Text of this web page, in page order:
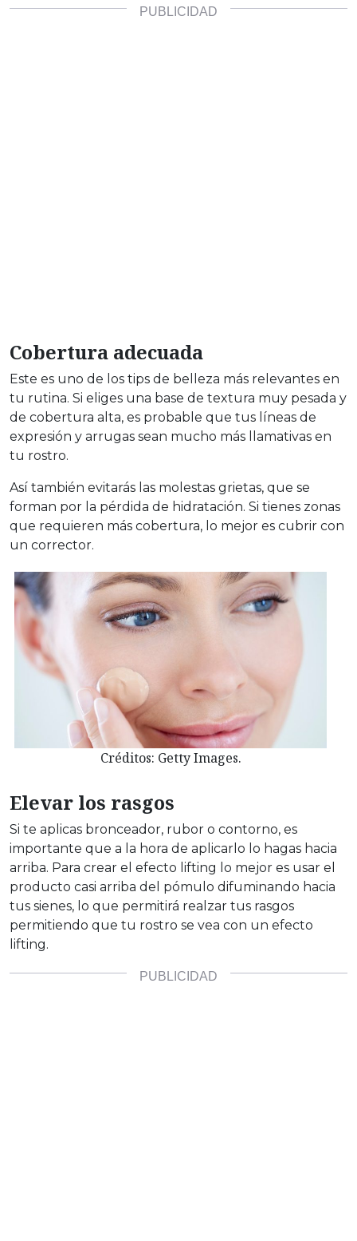
Cobertura adecuada
Este es uno de los tips de belleza más relevantes en
tu rutina. Si eliges una base de textura muy pesada y
de cobertura alta, es probable que tus líneas de
expresión y arrugas sean mucho más llamativas en
tu rostro.
Así también evitarás las molestas grietas, que se
forman por la pérdida de hidratación. Si tienes zonas
que requieren más cobertura, lo mejor es cubrir con
un corrector.
Créditos: Getty Images.
Elevar los rasgos
Si te aplicas bronceador, rubor o contorno, es
importante que a la hora de aplicarlo lo hagas hacia
arriba. Para crear el efecto lifting lo mejor es usar el
producto casi arriba del pómulo difuminando hacia
tus sienes, lo que permitirá realzar tus rasgos
permitiendo que tu rostro se vea con un efecto
lifting.